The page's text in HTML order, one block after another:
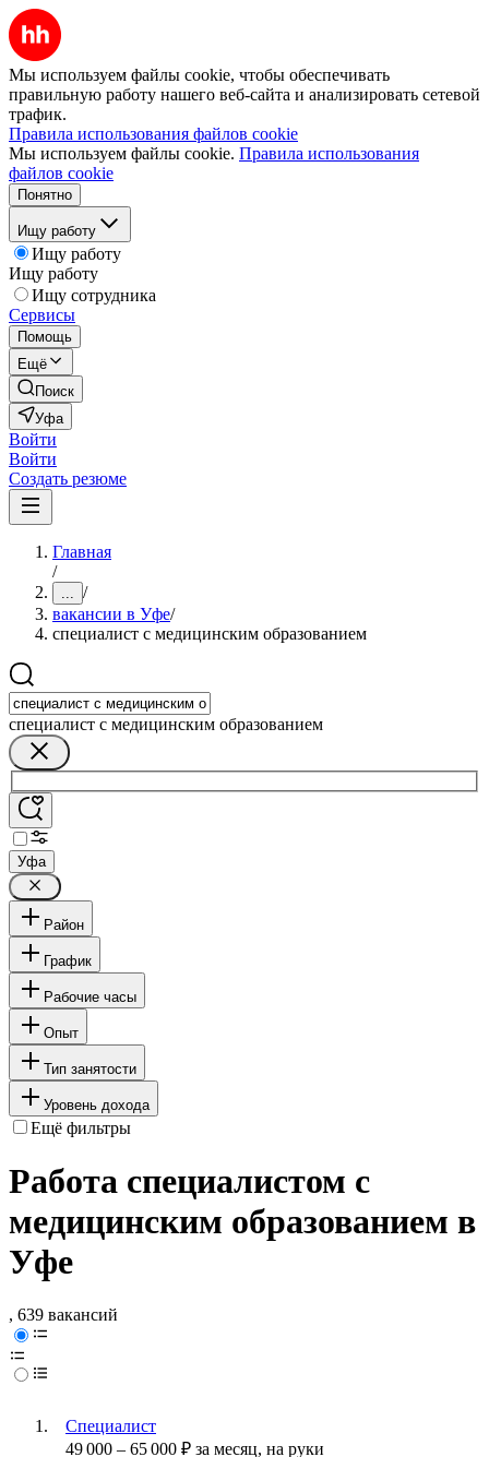
Мы используем файлы cookie, чтобы обеспечивать
правильную работу нашего веб-сайта и анализировать сетевой
трафик.
Правила использования файлов cookie
Мы используем файлы cookie. Правила использования
файлов cookie
Понятно
Ищу работу
Ищу работу
Ищу работу
Ищу сотрудника
Сервисы
Помощь
Ещё
Поиск
Уфа
Войти
Войти
Создать резюме
Главная
/
... /
вакансии в Уфе/
специалист с медицинским образованием
специалист с медицинским образованием
Уфа
Район
График
Рабочие часы
Опыт
Тип занятости
Уровень дохода
Ещё фильтры
Работа специалистом с
медицинским образованием в
Уфе
, 639 вакансий
Специалист
49 000 – 65 000 ₽ за месяц, на руки